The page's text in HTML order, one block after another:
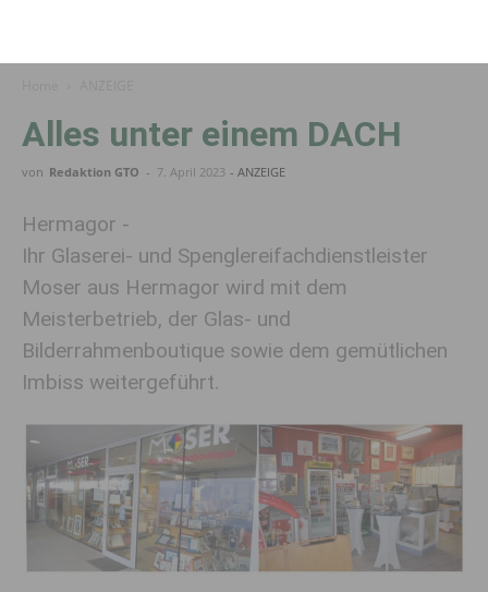
Alles unter einem DACH
von Redaktion GTO - 7. April 2023 - ANZEIGE
Hermagor -
Ihr Glaserei- und Spenglereifachdienstleister
Moser aus Hermagor wird mit dem
Meisterbetrieb, der Glas- und
Bilderrahmenboutique sowie dem gemütlichen
Imbiss weitergeführt.